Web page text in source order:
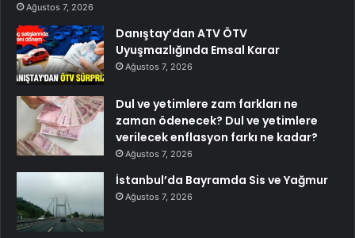
Ağustos 7, 2026
Danıştay’dan ATV ÖTV
Uyuşmazlığında Emsal Karar
Ağustos 7, 2026
Dul ve yetimlere zam farkları ne
zaman ödenecek? Dul ve yetimlere
verilecek enflasyon farkı ne kadar?
Ağustos 7, 2026
İstanbul’da Bayramda Sis ve Yağmur
Ağustos 7, 2026